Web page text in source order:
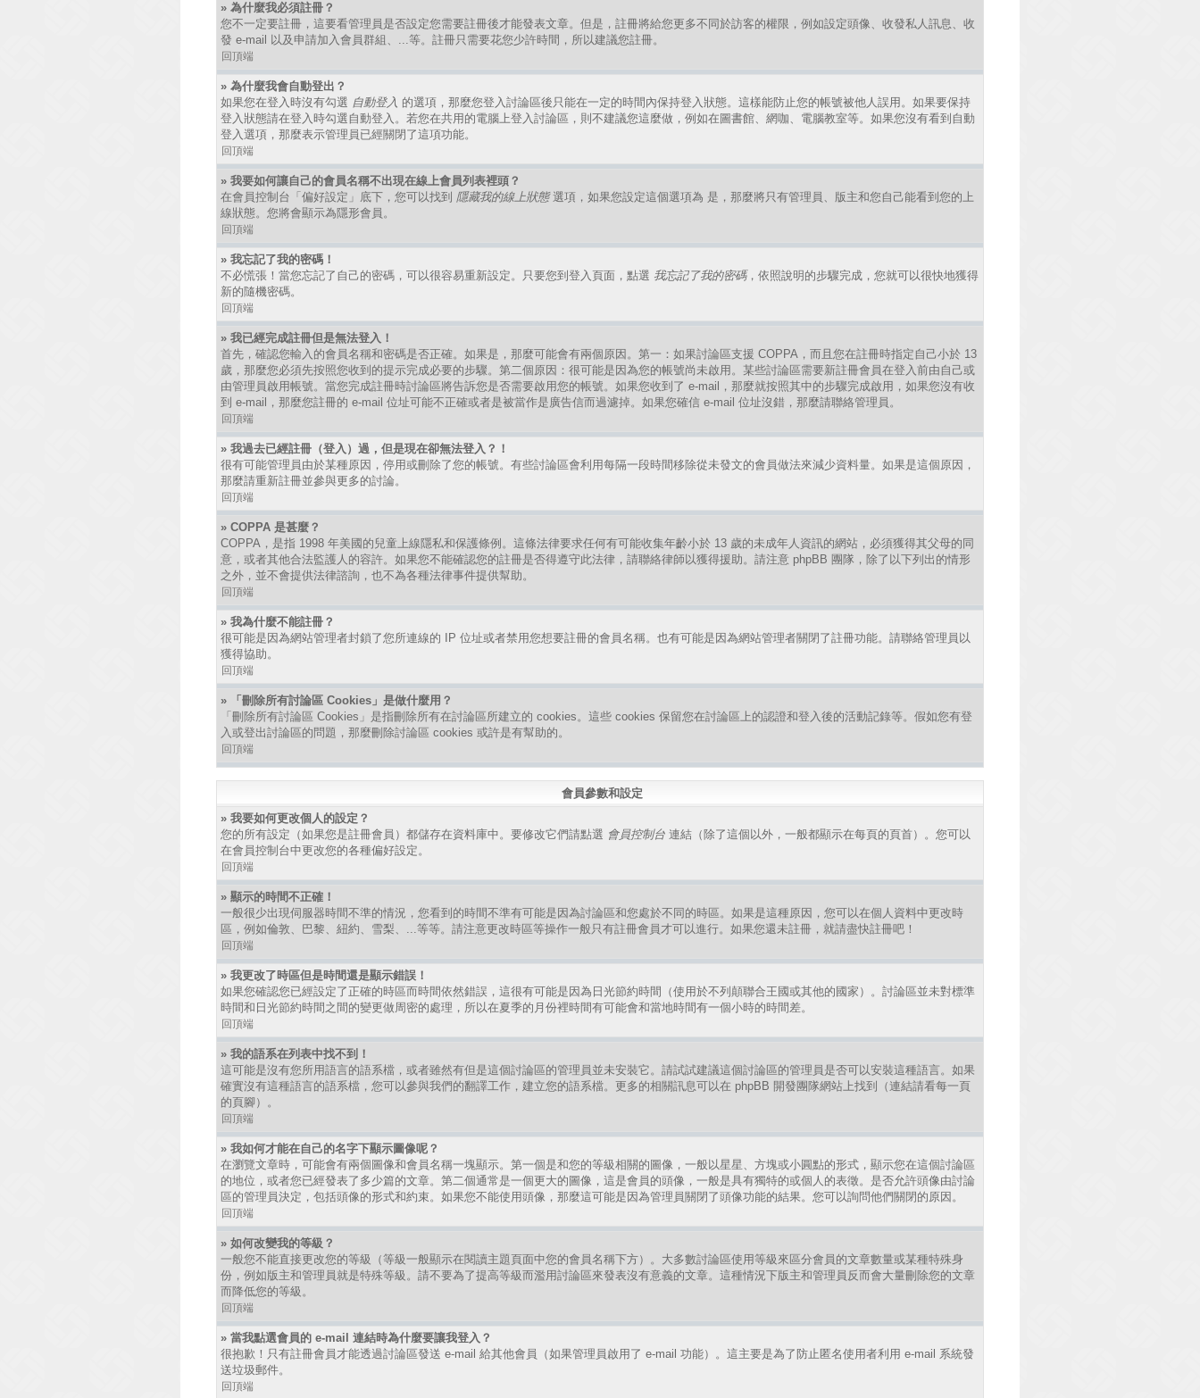
» 為什麼我必須註冊？
您不一定要註冊，這要看管理員是否設定您需要註冊後才能發表文章。但是，註冊將給您更多不同於訪客的權限，例如設定頭像、收發私人訊息、收
發 e-mail 以及申請加入會員群組、...等。註冊只需要花您少許時間，所以建議您註冊。
回頂端
» 為什麼我會自動登出？
如果您在登入時沒有勾選 自動登入 的選項，那麼您登入討論區後只能在一定的時間內保持登入狀態。這樣能防止您的帳號被他人誤用。如果要保持
登入狀態請在登入時勾選自動登入。若您在共用的電腦上登入討論區，則不建議您這麼做，例如在圖書館、網咖、電腦教室等。如果您沒有看到自動
登入選項，那麼表示管理員已經關閉了這項功能。
回頂端
» 我要如何讓自己的會員名稱不出現在線上會員列表裡頭？
在會員控制台「偏好設定」底下，您可以找到 隱藏我的線上狀態選項，如果您設定這個選項為 是 ，那麼將只有管理員、版主和您自己能看到您的上
線狀態。您將會顯示為隱形會員。
回頂端
» 我忘記了我的密碼！
不必慌張！當您忘記了自己的密碼，可以很容易重新設定。只要您到登入頁面，點選 我忘記了我的密碼，依照說明的步驟完成，您就可以很快地獲得
新的隨機密碼。
回頂端
» 我已經完成註冊但是無法登入！
首先，確認您輸入的會員名稱和密碼是否正確。如果是，那麼可能會有兩個原因。第一：如果討論區支援 COPPA，而且您在註冊時指定自己小於 13
歲，那麼您必須先按照您收到的提示完成必要的步驟。第二個原因：很可能是因為您的帳號尚未啟用。某些討論區需要新註冊會員在登入前由自己或
由管理員啟用帳號。當您完成註冊時討論區將告訴您是否需要啟用您的帳號。如果您收到了 e-mail，那麼就按照其中的步驟完成啟用，如果您沒有收
到 e-mail，那麼您註冊的 e-mail 位址可能不正確或者是被當作是廣告信而過濾掉。如果您確信 e-mail 位址沒錯，那麼請聯絡管理員。
回頂端
» 我過去已經註冊（登入）過，但是現在卻無法登入？！
很有可能管理員由於某種原因，停用或刪除了您的帳號。有些討論區會利用每隔一段時間移除從未發文的會員做法來減少資料量。如果是這個原因，
那麼請重新註冊並參與更多的討論。
回頂端
» COPPA 是甚麼？
COPPA，是指 1998 年美國的兒童上線隱私和保護條例。這條法律要求任何有可能收集年齡小於 13 歲的未成年人資訊的網站，必須獲得其父母的同
意，或者其他合法監護人的容許。如果您不能確認您的註冊是否得遵守此法律，請聯絡律師以獲得援助。請注意 phpBB 團隊，除了以下列出的情形
之外，並不會提供法律諮詢，也不為各種法律事件提供幫助。
回頂端
» 我為什麼不能註冊？
很可能是因為網站管理者封鎖了您所連線的 IP 位址或者禁用您想要註冊的會員名稱。也有可能是因為網站管理者關閉了註冊功能。請聯絡管理員以
獲得協助。
回頂端
» 「刪除所有討論區 Cookies」是做什麼用？
「刪除所有討論區 Cookies」是指刪除所有在討論區所建立的 cookies。這些 cookies 保留您在討論區上的認證和登入後的活動記錄等。假如您有登
入或登出討論區的問題，那麼刪除討論區 cookies 或許是有幫助的。
回頂端
會員參數和設定
» 我要如何更改個人的設定？
您的所有設定（如果您是註冊會員）都儲存在資料庫中。要修改它們請點選 會員控制台 連結（除了這個以外，一般都顯示在每頁的頁首）。您可以
在會員控制台中更改您的各種偏好設定。
回頂端
» 顯示的時間不正確！
一般很少出現伺服器時間不準的情況，您看到的時間不準有可能是因為討論區和您處於不同的時區。如果是這種原因，您可以在個人資料中更改時
區，例如倫敦、巴黎、紐約、雪梨、...等等。請注意更改時區等操作一般只有註冊會員才可以進行。如果您還未註冊，就請盡快註冊吧！
回頂端
» 我更改了時區但是時間還是顯示錯誤！
如果您確認您已經設定了正確的時區而時間依然錯誤，這很有可能是因為日光節約時間（使用於不列顛聯合王國或其他的國家）。討論區並未對標準
時間和日光節約時間之間的變更做周密的處理，所以在夏季的月份裡時間有可能會和當地時間有一個小時的時間差。
回頂端
» 我的語系在列表中找不到！
這可能是沒有您所用語言的語系檔，或者雖然有但是這個討論區的管理員並未安裝它。請試試建議這個討論區的管理員是否可以安裝這種語言。如果
確實沒有這種語言的語系檔，您可以參與我們的翻譯工作，建立您的語系檔。更多的相關訊息可以在 phpBB 開發團隊網站上找到（連結請看每一頁
的頁腳）。
回頂端
» 我如何才能在自己的名字下顯示圖像呢？
在瀏覽文章時，可能會有兩個圖像和會員名稱一塊顯示。第一個是和您的等級相關的圖像，一般以星星、方塊或小圓點的形式，顯示您在這個討論區
的地位，或者您已經發表了多少篇的文章。第二個通常是一個更大的圖像，這是會員的頭像，一般是具有獨特的或個人的表徵。是否允許頭像由討論
區的管理員決定，包括頭像的形式和約束。如果您不能使用頭像，那麼這可能是因為管理員關閉了頭像功能的結果。您可以詢問他們關閉的原因。
回頂端
» 如何改變我的等級？
一般您不能直接更改您的等級（等級一般顯示在閱讀主題頁面中您的會員名稱下方）。大多數討論區使用等級來區分會員的文章數量或某種特殊身
份，例如版主和管理員就是特殊等級。請不要為了提高等級而濫用討論區來發表沒有意義的文章。這種情況下版主和管理員反而會大量刪除您的文章
而降低您的等級。
回頂端
» 當我點選會員的 e-mail 連結時為什麼要讓我登入？
很抱歉！只有註冊會員才能透過討論區發送 e-mail 給其他會員（如果管理員啟用了 e-mail 功能）。這主要是為了防止匿名使用者利用 e-mail 系統發
送垃圾郵件。
回頂端